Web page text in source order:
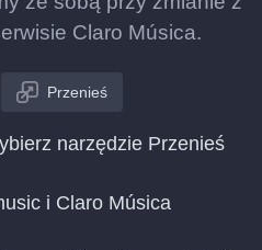
Claro Música.
Przenieś
narzędzie Przenieś
i Claro Música